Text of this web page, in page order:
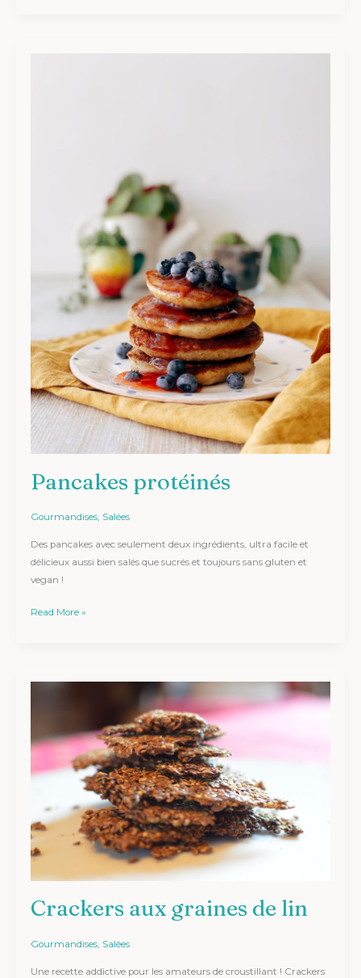
Pancakes protéinés
Gourmandises, Salées
Des pancakes avec seulement deux ingrédients, ultra facile et
délicieux aussi bien salés que sucrés et toujours sans gluten et
vegan !
Read More »
Crackers aux graines de lin
Gourmandises, Salées
Une recette addictive pour les amateurs de croustillant ! Crackers
de